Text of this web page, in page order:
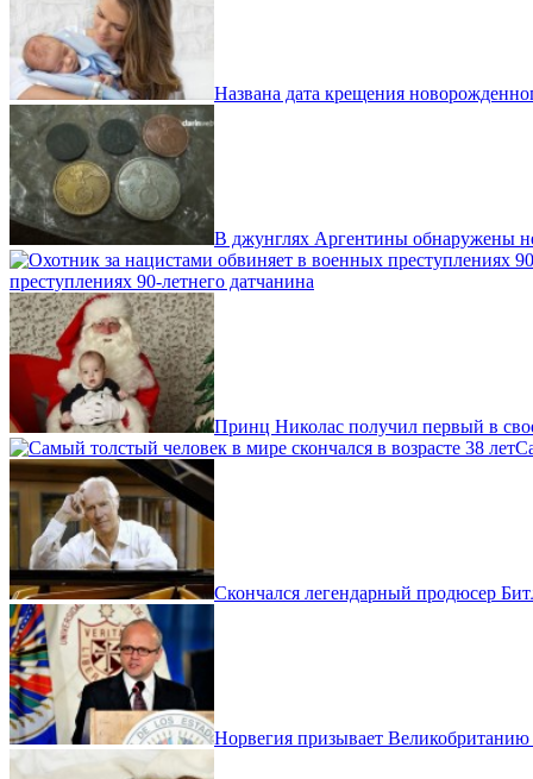
Названа дата крещения
В джунглях Аргентины обнаружены
преступлениях 90-летнего датчанина
Принц Николас получил первый в
Скончался легендарный продюсер
Норвегия призывает Великобританию